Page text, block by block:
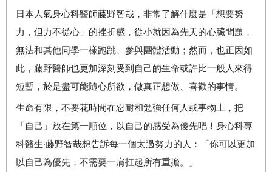
日本人氣身心科醫師藤野智哉，非常了解什麼是「想要努
力，但力不從心」的挫折感，從小就因為先天的心臟問題，
無法和其他同學一樣跑跳、參與團體活動；然而，也正因如
此，藤野醫師也更加深刻受到自己的生命或許比一般人來得
短暫，於是盡可能隨心所欲，做真正想做、喜歡的事情。
生命有限，不要花時間在忍耐和勉強任何人或事物上，把
「自己」放在第一順位，以自己的感受為優先吧！身心科專
科醫生‧藤野智哉想告訴每一個太過努力的人：「你可以更加
以自己為優先，不需要一肩扛起所有重擔。」